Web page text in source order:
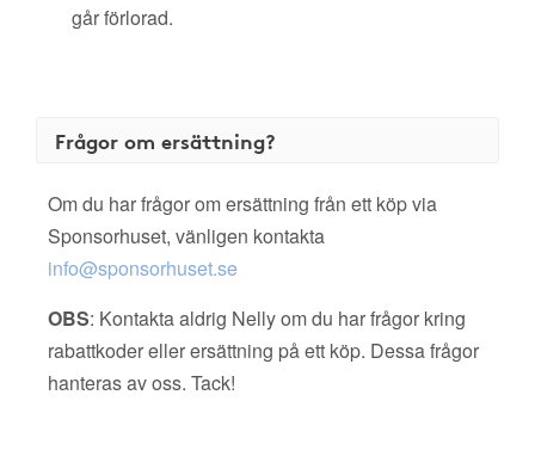
går förlorad.
Frågor om ersättning?
Om du har frågor om ersättning från ett köp via
Sponsorhuset, vänligen kontakta
info@sponsorhuset.se
OBS: Kontakta aldrig Nelly om du har frågor kring
rabattkoder eller ersättning på ett köp. Dessa frågor
hanteras av oss. Tack!